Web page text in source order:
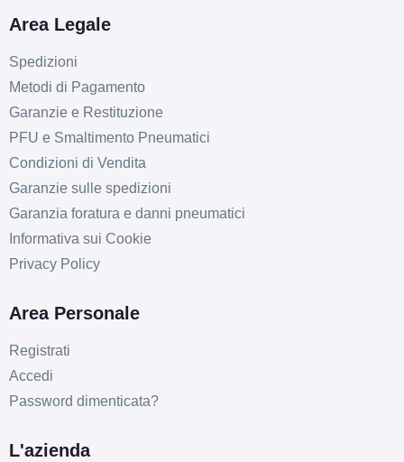
Area Legale
Spedizioni
Metodi di Pagamento
Garanzie e Restituzione
PFU e Smaltimento Pneumatici
Condizioni di Vendita
Garanzie sulle spedizioni
Garanzia foratura e danni pneumatici
Informativa sui Cookie
Privacy Policy
Area Personale
Registrati
Accedi
Password dimenticata?
L'azienda